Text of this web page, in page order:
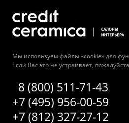
Мы используем файлы «cookie» для
Если Вас это не устраивает,
8 (800) 511-71-43
+7 (495) 956-00-59
+7 (812) 327-27-12